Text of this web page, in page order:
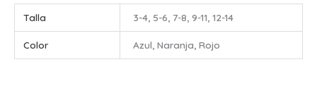
Talla 3-4, 5-6, 7-8, 9-11, 12-14
Color Azul, Naranja, Rojo